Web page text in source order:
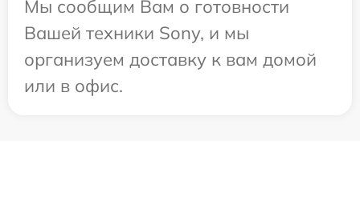
Мы сообщим Вам о готовности
Вашей техники Sony, и мы
организуем доставку к вам домой
или в офис.